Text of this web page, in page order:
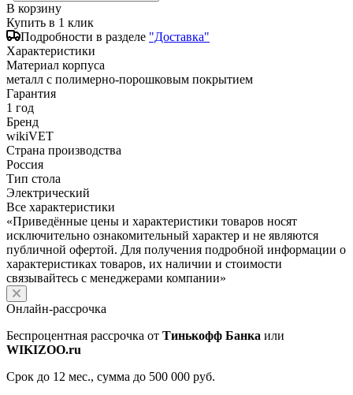
В корзину
Купить в 1 клик
Подробности в разделе "Доставка"
Характеристики
Материал корпуса
металл с полимерно-порошковым покрытием
Гарантия
1 год
Бренд
wikiVET
Страна производства
Россия
Тип стола
Электрический
Все характеристики
«Приведённые цены и характеристики товаров носят
исключительно ознакомительный характер и не являются
публичной офертой. Для получения подробной информации о
характеристиках товаров, их наличии и стоимости
связывайтесь с менеджерами компании»
Онлайн-рассрочка
Беспроцентная рассрочка от Тинькофф Банка или
WIKIZOO.ru
Срок до 12 мес., сумма до 500 000 руб.